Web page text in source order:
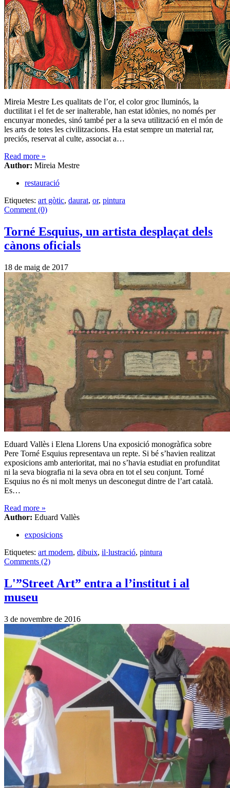
Mireia Mestre Les qualitats de l’or, el color groc lluminós, la
ductilitat i el fet de ser inalterable, han estat idònies, no només per
encunyar monedes, sinó també per a la seva utilització en el món de
les arts de totes les civilitzacions. Ha estat sempre un material rar,
preciós, reservat al culte, associat a…
Read more »
Author: Mireia Mestre
restauració
Etiquetes: art gòtic, daurat, or, pintura
Comment (0)
Torné Esquius, un artista desplaçat dels
cànons oficials
18 de maig de 2017
Eduard Vallès i Elena Llorens Una exposició monogràfica sobre
Pere Torné Esquius representava un repte. Si bé s’havien realitzat
exposicions amb anterioritat, mai no s’havia estudiat en profunditat
ni la seva biografia ni la seva obra en tot el seu conjunt. Torné
Esquius no és ni molt menys un desconegut dintre de l’art català.
Es…
Read more »
Author: Eduard Vallès
exposicions
Etiquetes: art modern, dibuix, il·lustració, pintura
Comments (2)
L'”Street Art” entra a l’institut i al
museu
3 de novembre de 2016